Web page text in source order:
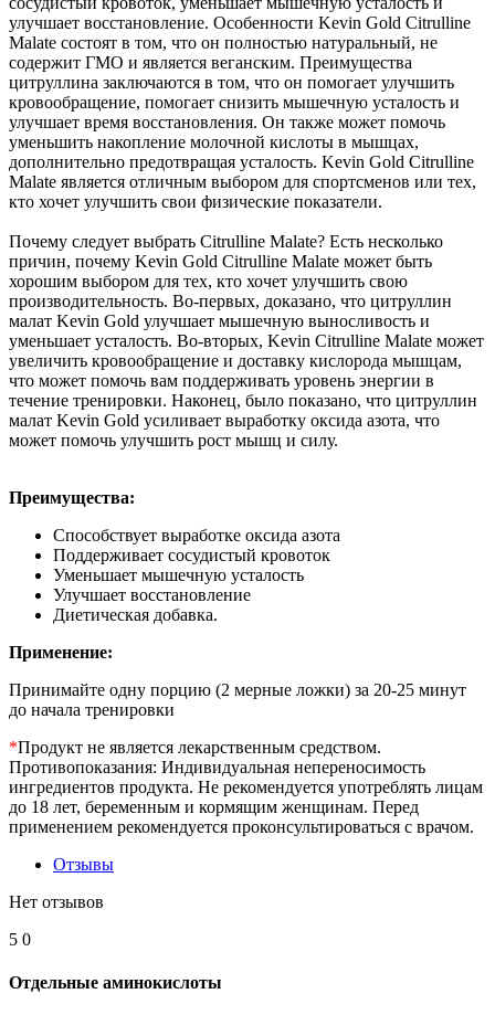
улучшает восстановление. Особенности Kevin Gold Citrulline
Malate состоят в том, что он полностью натуральный, не
содержит ГМО и является веганским. Преимущества
цитруллина заключаются в том, что он помогает улучшить
кровообращение, помогает снизить мышечную усталость и
улучшает время восстановления. Он также может помочь
уменьшить накопление молочной кислоты в мышцах,
дополнительно предотвращая усталость. Kevin Gold Citrulline
Malate является отличным выбором для спортсменов или тех,
кто хочет улучшить свои физические показатели.
Почему следует выбрать Citrulline Malate? Есть несколько
причин, почему Kevin Gold Citrulline Malate может быть
хорошим выбором для тех, кто хочет улучшить свою
производительность. Во-первых, доказано, что цитруллин
малат Kevin Gold улучшает мышечную выносливость и
уменьшает усталость. Во-вторых, Kevin Citrulline Malate может
увеличить кровообращение и доставку кислорода мышцам,
что может помочь вам поддерживать уровень энергии в
течение тренировки. Наконец, было показано, что цитруллин
малат Kevin Gold усиливает выработку оксида азота, что
может помочь улучшить рост мышц и силу.
Преимущества:
Способствует выработке оксида азота
Поддерживает сосудистый кровоток
Уменьшает мышечную усталость
Улучшает восстановление
Диетическая добавка.
Применение:
Принимайте одну порцию (2 мерные ложки) за 20-25 минут
до начала тренировки
*Продукт не является лекарственным средством.
Противопоказания: Индивидуальная непереносимость
ингредиентов продукта. Не рекомендуется употреблять лицам
до 18 лет, беременным и кормящим женщинам. Перед
применением рекомендуется проконсультироваться с врачом.
Отзывы
Нет отзывов
5 0
Отдельные аминокислоты